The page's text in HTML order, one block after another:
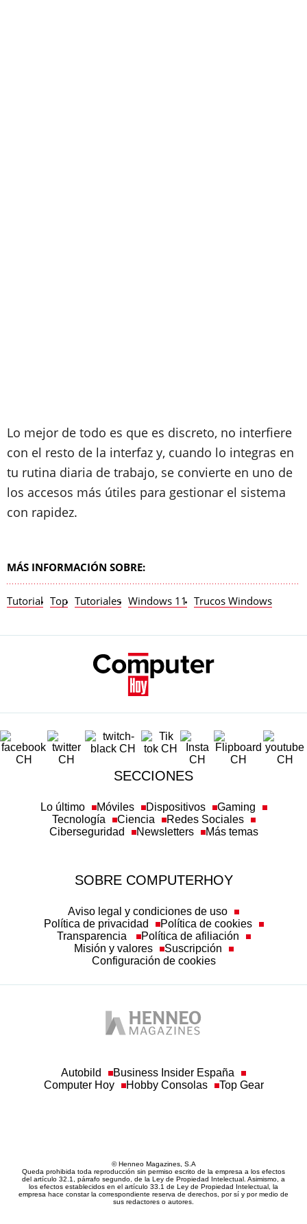
Lo mejor de todo es que es discreto, no interfiere
con el resto de la interfaz y, cuando lo integras en
tu rutina diaria de trabajo, se convierte en uno de
los accesos más útiles para gestionar el sistema
con rapidez.
MÁS INFORMACIÓN SOBRE:
Tutorial Top Tutoriales Windows 11 Trucos Windows
SECCIONES
Lo último Móviles Dispositivos
Gaming
Tecnología
Ciencia
Redes Sociales
Ciberseguridad
Newsletters Más temas
SOBRE COMPUTERHOY
Aviso legal y condiciones de uso
Política de privacidad
Política de cookies
Transparencia
Política de afiliación
Misión y valores
Suscripción
Configuración de cookies
Autobild
Business Insider España
Computer Hoy
Hobby Consolas Top Gear
© Henneo Magazines, S.A
Queda prohibida toda reproducción sin permiso escrito de la empresa a los efectos
del artículo 32.1, párrafo segundo, de la Ley de Propiedad Intelectual. Asimismo, a
los efectos establecidos en el artículo 33.1 de Ley de Propiedad Intelectual, la
empresa hace constar la correspondiente reserva de derechos, por sí y por medio de
sus redactores o autores.